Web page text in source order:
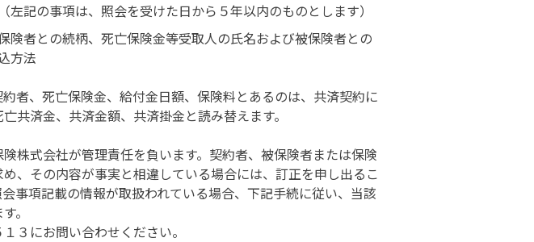
記の事項は、照会を受けた日から５年以内のものとします）
者との続柄、死亡保険金等受取人の氏名および被保険者との
方法
者、死亡保険金、給付金日額、保険料とあるのは、共済契約に
共済金、共済金額、共済掛金と読み替えます。
株式会社が管理責任を負います。契約者、被保険者または保険
、その内容が事実と相違している場合には、訂正を申し出るこ
事項記載の情報が取扱われている場合、下記手続に従い、当該
。
３にお問い合わせください。